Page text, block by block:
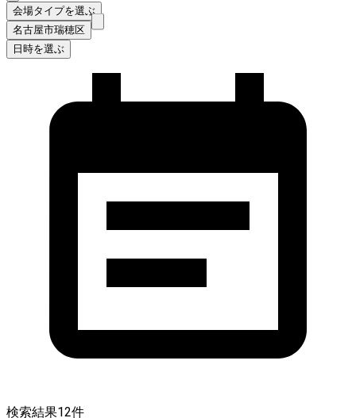
会場タイプを選ぶ
名古屋市瑞穂区
日時を選ぶ
検索結果12件